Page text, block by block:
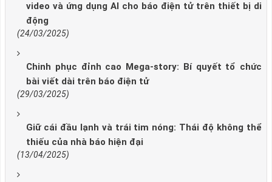
video và ứng dụng AI cho báo điện tử trên thiết bị di
động
(24/03/2025)
Chinh phục đỉnh cao Mega-story: Bí quyết tổ chức
bài viết dài trên báo điện tử
(29/03/2025)
Giữ cái đầu lạnh và trái tim nóng: Thái độ không thể
thiếu của nhà báo hiện đại
(13/04/2025)